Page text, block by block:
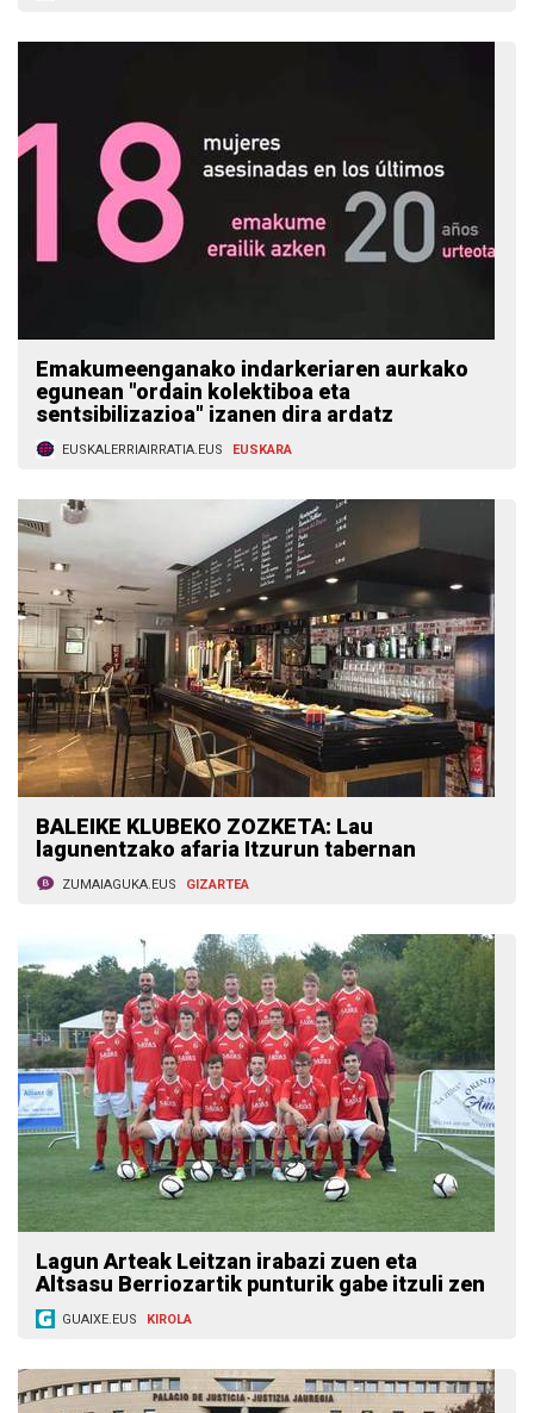
Emakumeenganako indarkeriaren aurkako
egunean "ordain kolektiboa eta
sentsibilizazioa" izanen dira ardatz
EUSKALERRIAIRRATIA.EUS EUSKARA
BALEIKE KLUBEKO ZOZKETA: Lau
lagunentzako afaria Itzurun tabernan
ZUMAIAGUKA.EUS GIZARTEA
Lagun Arteak Leitzan irabazi zuen eta
Altsasu Berriozartik punturik gabe itzuli zen
GUAIXE.EUS KIROLA